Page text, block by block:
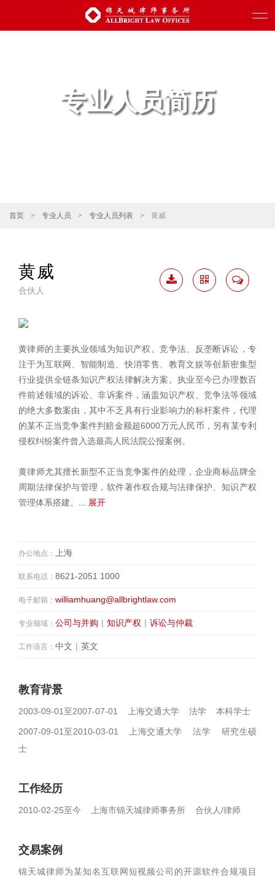
专业人员简历
首页 > 专业人员 > 专业人员列表 > 黄威
黄威
合伙人
黄律师的主要执业领域为知识产权、竞争法、反垄断诉讼，专
注于为互联网、智能制造、快消零售、教育文娱等创新密集型
行业提供全链条知识产权法律解决方案。执业至今已办理数百
件前述领域的诉讼、非诉案件，涵盖知识产权、竞争法等领域
的绝大多数案由，其中不乏具有行业影响力的标杆案件，代理
的某不正当竞争案件判赔金额超6000万元人民币，另有某专利
侵权纠纷案件曾入选最高人民法院公报案例。
黄律师尤其擅长新型不正当竞争案件的处理，企业商标品牌全
周期法律保护与管理，软件著作权合规与法律保护、知识产权
管理体系搭建、
... 展开
办公地点： 上海
联系电话： 8621-2051 1000
电子邮箱： williamhuang@allbrightlaw.com
专业领域： 公司与并购 | 知识产权 | 诉讼与仲裁
工作语言： 中文 | 英文
教育背景
2003-09-01至2007-07-01 上海交通大学 法学 本科学士
2007-09-01至2010-03-01 上海交通大学 法学 研究生硕
士
工作经历
2010-02-25至今 上海市锦天城律师事务所 合伙人/律师
交易案例
锦天城律师为某知名互联网短视频公司的开源软件合规项目